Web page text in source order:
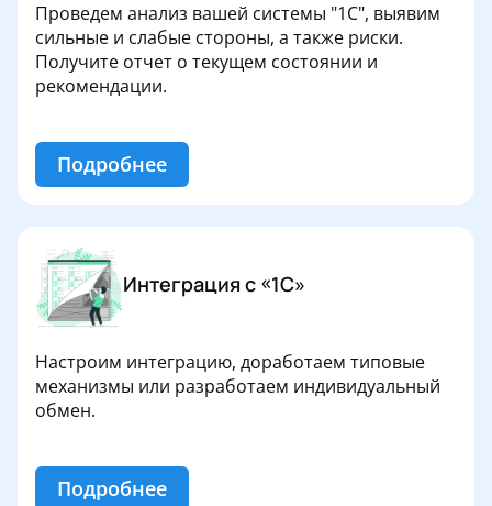
Проведем анализ вашей системы "1С", выявим
сильные и слабые стороны, а также риски.
Получите отчет о текущем состоянии и
рекомендации.
Подробнее
Интеграция с «1С»
Настроим интеграцию, доработаем типовые
механизмы или разработаем индивидуальный
обмен.
Подробнее